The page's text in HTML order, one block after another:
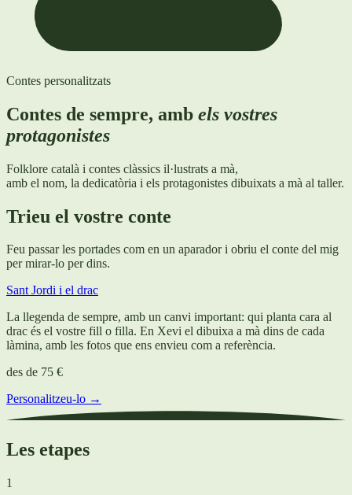
Contes personalitzats
Contes de sempre, amb els vostres
protagonistes
Folklore català i contes clàssics il·lustrats a mà,
amb el nom, la dedicatòria i els protagonistes dibuixats a mà al taller.
Trieu el vostre conte
Feu passar les portades com en un aparador i obriu el conte del mig
per mirar-lo per dins.
Sant Jordi i el drac
La llegenda de sempre, amb un canvi important: qui planta cara al
drac és el vostre fill o filla. En Xevi el dibuixa a mà dins de cada
làmina, amb les fotos que ens envieu com a referència.
des de 75 €
Personalitzeu-lo →
Les etapes
1